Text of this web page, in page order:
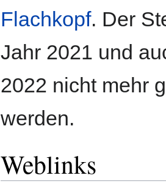
Flachkopf. Der
Jahr 2021 und
2022 nicht mehr
werden.
Weblinks